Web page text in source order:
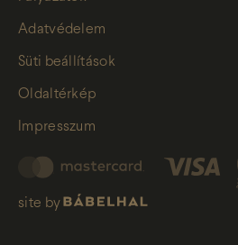
Adatvédelem
Süti beállítások
Oldaltérkép
Impresszum
site by